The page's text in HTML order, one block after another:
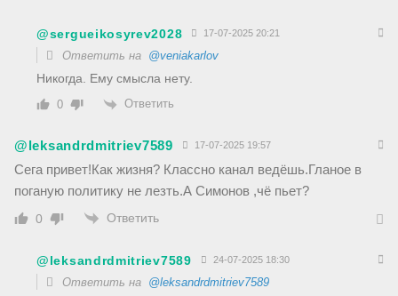
@sergueikosyrev2028 17-07-2025 20:21
Ответить на @veniakarlov
Никогда. Ему смысла нету.
0 Ответить
@leksandrdmitriev7589 17-07-2025 19:57
Сега привет!Как жизня? Классно канал ведёшь.Гланое в
поганую политику не лезть.А Симонов ,чё пьет?
0 Ответить
@leksandrdmitriev7589 24-07-2025 18:30
Ответить на @leksandrdmitriev7589